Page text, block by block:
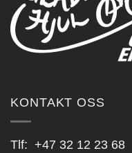
KONTAKT OSS
Tlf: +47 32 12 23 68